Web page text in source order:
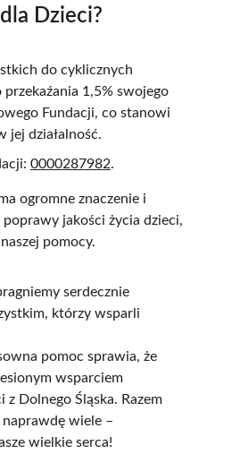
Dzieci?
do cyklicznych
1,5% swojego
Fundacji, co stanowi
jej działalność.
0000287982.
ogromne znaczenie i
poprawy jakości życia dzieci,
pomocy.
serdecznie
którzy wsparli
pomoc sprawia, że
wsparciem
z Dolnego Śląska. Razem
naprawdę wiele –
wielkie serca!